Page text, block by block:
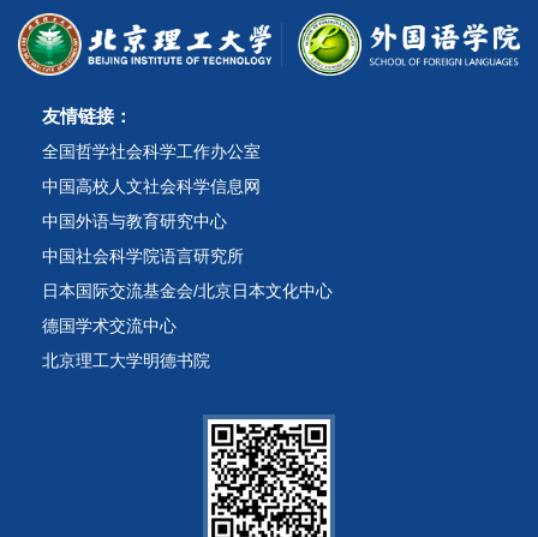
友情链接：
全国哲学社会科学工作办公室
中国高校人文社会科学信息网
中国外语与教育研究中心
中国社会科学院语言研究所
日本国际交流基金会/北京日本文化中心
德国学术交流中心
北京理工大学明德书院